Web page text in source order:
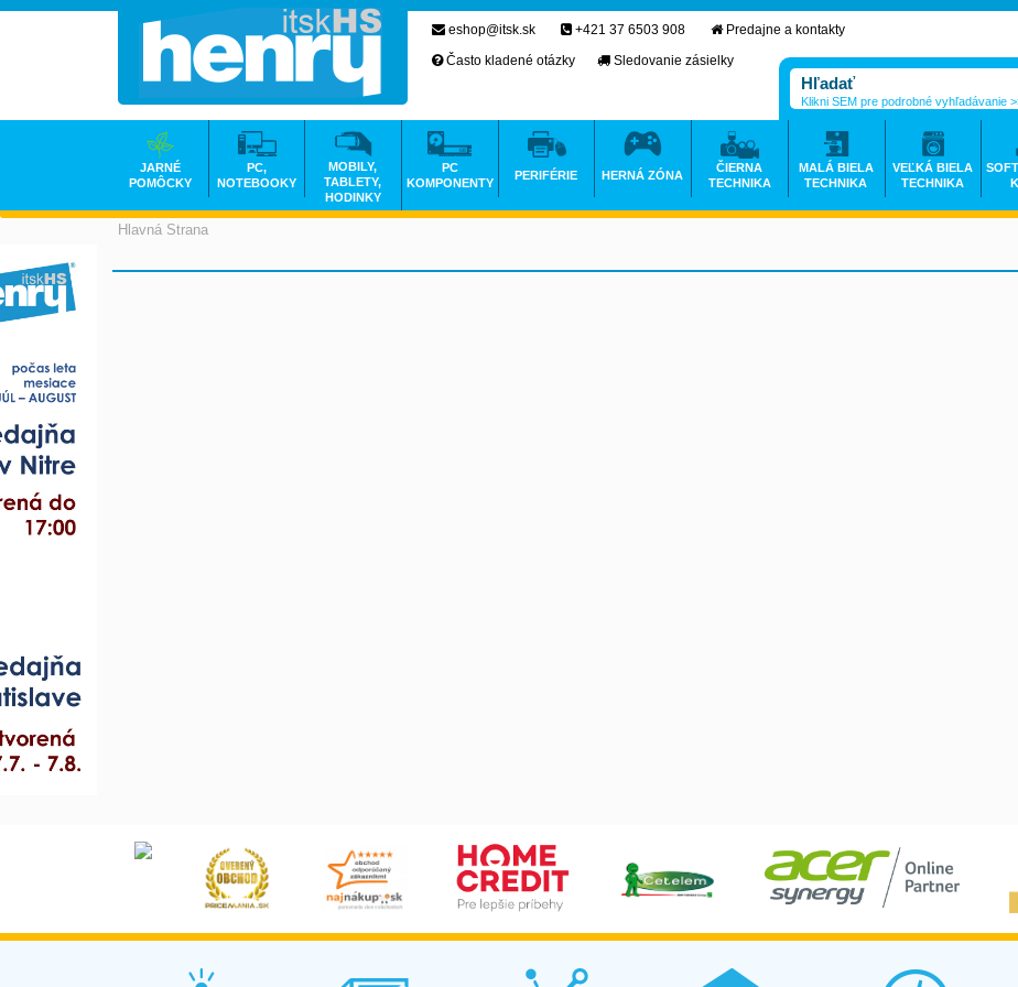
Hlavná Strana
eshop@itsk.sk +421 37 6503 908
Predajne a kontakty
Často kladené otázky
Sledovanie zásielky
Klikni SEM pre podrobné vyhľadávanie
JARNÉ
POMÔCKY
PC,
NOTEBOOKY
MOBILY,
TABLETY,
HODINKY
PC
KOMPONENTY
PERIFÉRIE HERNÁ ZÓNA
ČIERNA
TECHNIKA
MALÁ BIELA
TECHNIKA
VEĽKÁ BIELA
TECHNIKA